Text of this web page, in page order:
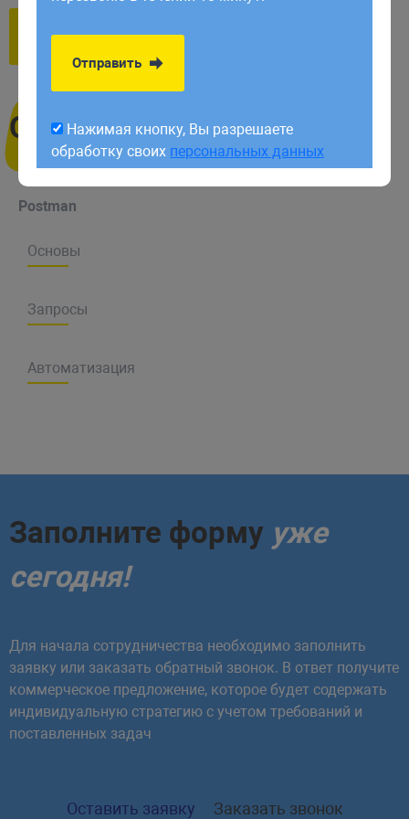
Открыть все Закрыть все
Оглавление
Postman
Основы
Запросы
Тестирование GET-запросов Postman
Автоматизация
Запуск коллекций Postman
Создание тестов в Postman
Заполните форму уже
сегодня!
Для начала сотрудничества необходимо заполнить
заявку или заказать обратный звонок. В ответ получите
коммерческое предложение, которое будет содержать
индивидуальную стратегию с учетом требований и
поставленных задач
Оставить заявку Заказать звонок
обработку своихперсональных данных
Отправить
Нажимая кнопку, Вы разрешаете
обработку своих персональных данных